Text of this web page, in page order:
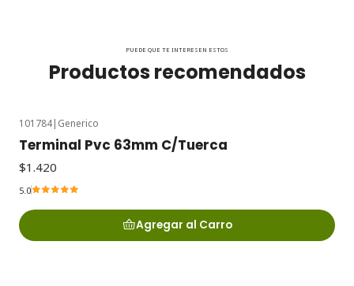
PUEDE QUE TE INTERESEN ESTOS
Productos recomendados
101784| Generico
Terminal Pvc 63mm C/Tuerca
$1.420
5.0
Agregar al Carro